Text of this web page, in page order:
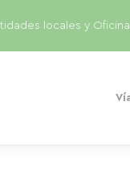
locales y